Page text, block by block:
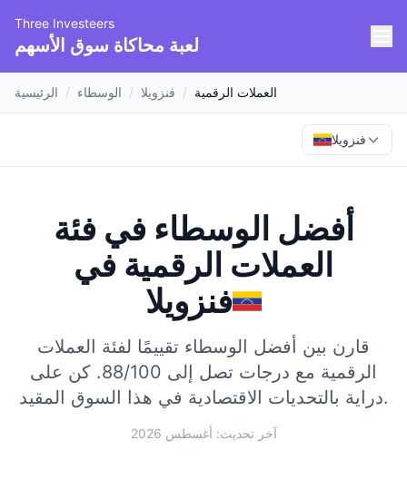
Three Investeers
لعبة محاكاة سوق الأسهم
الرئيسية / الوسطاء / فنزويلا / العملات الرقمية
فنزويلا
أفضل الوسطاء في فئة
العملات الرقمية في
فنزويلا
قارن بين أفضل الوسطاء تقييمًا لفئة العملات
الرقمية مع درجات تصل إلى 88/100.
كن على
دراية بالتحديات الاقتصادية في هذا السوق المقيد.
آخر تحديث: أغسطس 2026